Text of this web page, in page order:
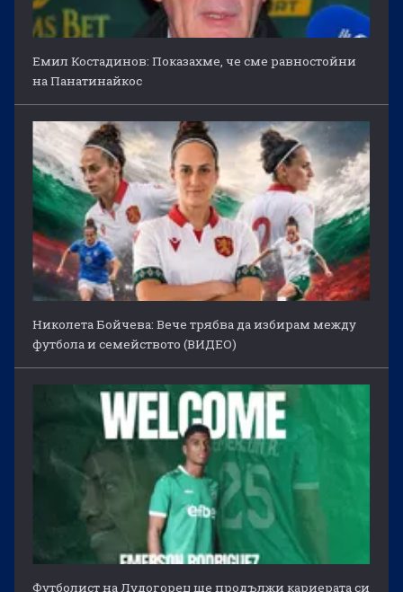
Емил Костадинов: Показахме, че сме равностойни
на Панатинайкос
Николета Бойчева: Вече трябва да избирам между
футбола и семейството (ВИДЕО)
Футболист на Лудогорец ще продължи кариерата си